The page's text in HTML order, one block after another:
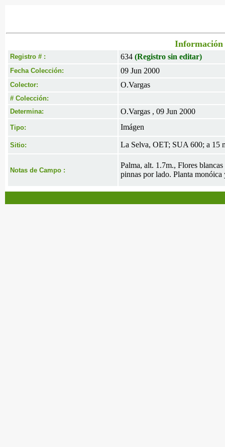
Información
Registro # : 634 (Registro sin editar)
Fecha Colección: 09 Jun 2000
Colector: O.Vargas
# Colección:
Determina:
O.Vargas , 09 Jun 2000
Tipo: Imágen
Sitio: La Selva, OET; SUA 600; a 15
Notas de Campo :
Palma, alt. 1.7m., Flores
pinnas por lado. Planta monóica